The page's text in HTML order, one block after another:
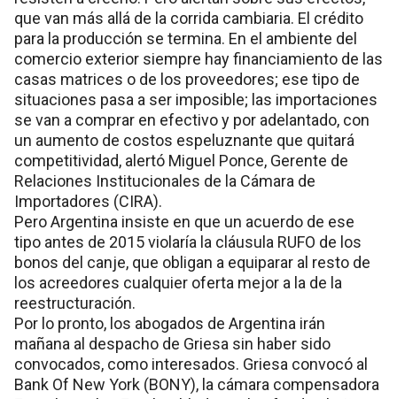
que van más allá de la corrida cambiaria. El crédito
para la producción se termina. En el ambiente del
comercio exterior siempre hay financiamiento de las
casas matrices o de los proveedores; ese tipo de
situaciones pasa a ser imposible; las importaciones
se van a comprar en efectivo y por adelantado, con
un aumento de costos espeluznante que quitará
competitividad, alertó Miguel Ponce, Gerente de
Relaciones Institucionales de la Cámara de
Importadores (CIRA).
Pero Argentina insiste en que un acuerdo de ese
tipo antes de 2015 violaría la cláusula RUFO de los
bonos del canje, que obligan a equiparar al resto de
los acreedores cualquier oferta mejor a la de la
reestructuración.
Por lo pronto, los abogados de Argentina irán
mañana al despacho de Griesa sin haber sido
convocados, como interesados. Griesa convocó al
Bank Of New York (BONY), la cámara compensadora